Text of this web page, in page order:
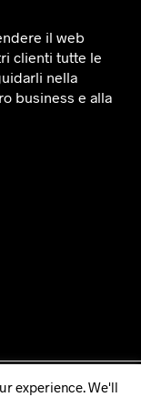
il web
clienti tutte le
nella
business e alla
experience. We'll